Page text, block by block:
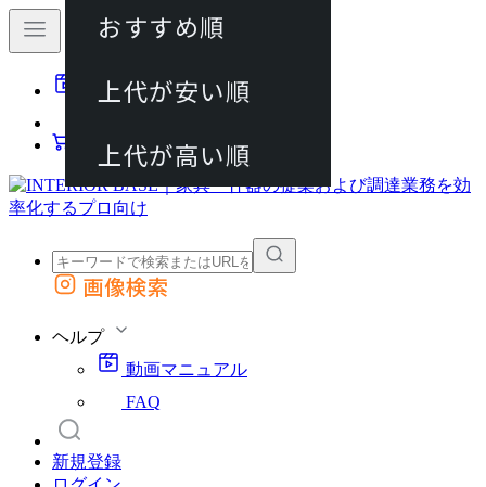
動画マニュアル
カート
外部サイトの商品をカートに追加
画像検索
ヘルプ
動画マニュアル
FAQ
新規登録
おすすめ順
上代が安い順
上代が高い順